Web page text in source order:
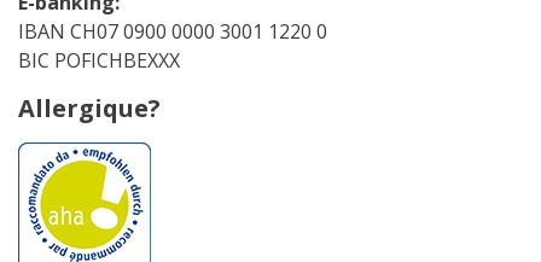
IBAN CH07 0900 0000 3001 1220 0
BIC POFICHBEXXX
Allergique?